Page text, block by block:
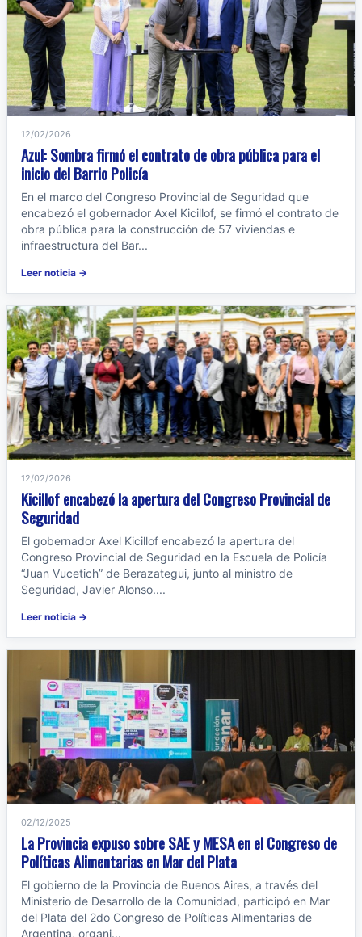
12/02/2026
Azul: Sombra firmó el contrato de obra pública para el
inicio del Barrio Policía
En el marco del Congreso Provincial de Seguridad que
encabezó el gobernador Axel Kicillof, se firmó el contrato de
obra pública para la construcción de 57 viviendas e
infraestructura del Bar...
Leer noticia →
12/02/2026
Kicillof encabezó la apertura del Congreso Provincial de
Seguridad
El gobernador Axel Kicillof encabezó la apertura del
Congreso Provincial de Seguridad en la Escuela de Policía
“Juan Vucetich” de Berazategui, junto al ministro de
Seguridad, Javier Alonso....
Leer noticia →
02/12/2025
La Provincia expuso sobre SAE y MESA en el Congreso de
Políticas Alimentarias en Mar del Plata
El gobierno de la Provincia de Buenos Aires, a través del
Ministerio de Desarrollo de la Comunidad, participó en Mar
del Plata del 2do Congreso de Políticas Alimentarias de
Argentina, organi...